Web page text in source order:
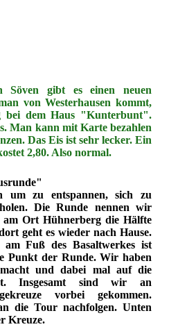
gibt es einen neuen
von Westerhausen kommt,
bei dem Haus "Kunterbunt".
Man kann mit Karte bezahlen
Das Eis ist sehr lecker. Ein
2,80. Also normal.
um zu entspannen, sich zu
Die Runde nennen wir
Ort Hühnerberg die Hälfte
geht es wieder nach Hause.
Fuß des Basaltwerkes ist
Punkt der Runde. Wir haben
und dabei mal auf die
Insgesamt sind wir an
vorbei gekommen.
die Tour nachfolgen. Unten
Kreuze.